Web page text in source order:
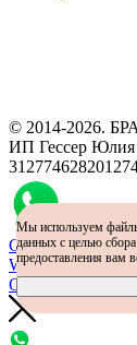
© 2014-2026.
ИП Гессер
Самый простой
WhatsApp
Определить
Мы используем
данных с целью
предоставления вам